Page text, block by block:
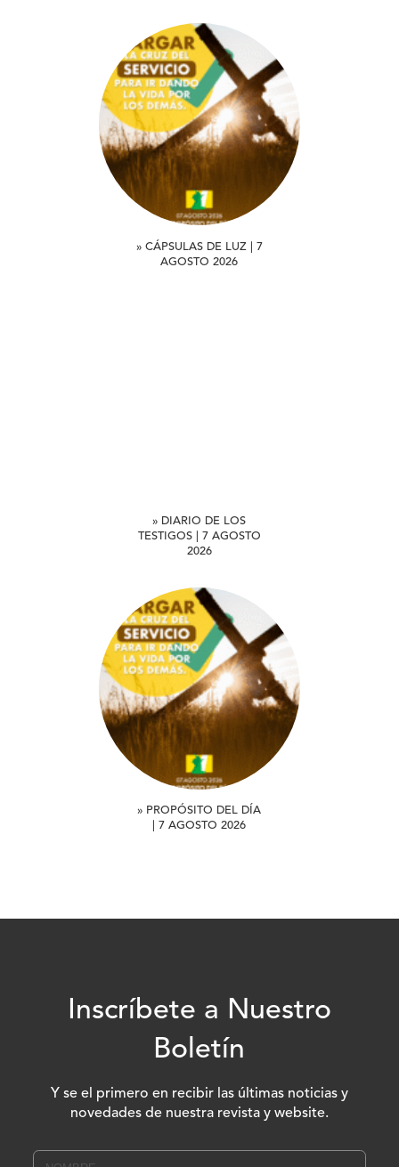
» CÁPSULAS DE LUZ | 7
AGOSTO 2026
» DIARIO DE LOS
TESTIGOS | 7 AGOSTO
2026
» PROPÓSITO DEL DÍA
| 7 AGOSTO 2026
Inscríbete a Nuestro
Boletín
Y se el primero en recibir las últimas noticias y
novedades de nuestra revista y website.